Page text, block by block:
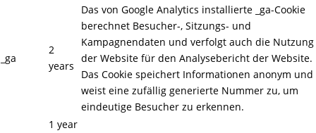
_ga
2
years
Das von Google Analytics installierte _ga-Cookie
berechnet Besucher-, Sitzungs- und
Kampagnendaten und verfolgt auch die Nutzung
der Website für den Analysebericht der Website.
Das Cookie speichert Informationen anonym und
weist eine zufällig generierte Nummer zu, um
eindeutige Besucher zu erkennen.
1 year